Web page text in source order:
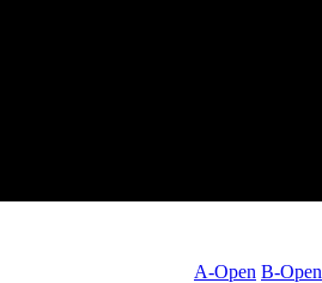
A-Open B-Open